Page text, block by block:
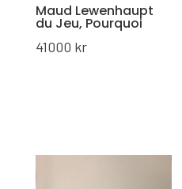
Maud Lewenhaupt
du Jeu, Pourquoi
41000 kr